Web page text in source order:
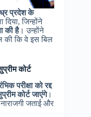
प्रदेश के
जिन्होंने
की है। उन्होंने
की कि वे इस बिल
कोर्ट
परीक्षा को रद्द
कोर्ट जाएंगे।
जताई और